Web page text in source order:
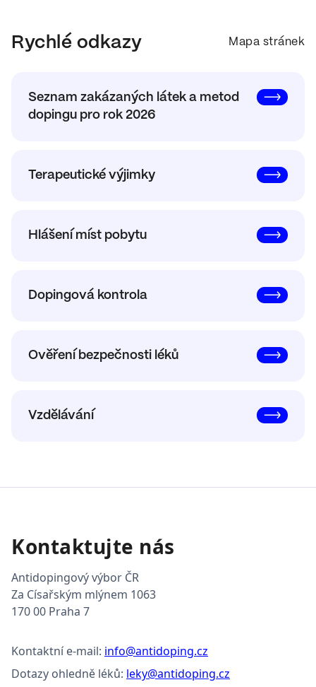
Rychlé odkazy Mapa stránek
Seznam zakázaných látek a metod
dopingu pro rok 2026
Terapeutické výjimky
Hlášení míst pobytu
Dopingová kontrola
Ověření bezpečnosti léků
Vzdělávání
Kontaktujte nás
Antidopingový výbor ČR
Za Císařským mlýnem 1063
170 00 Praha 7
Kontaktní e-mail: info@antidoping.cz
Dotazy ohledně léků: leky@antidoping.cz